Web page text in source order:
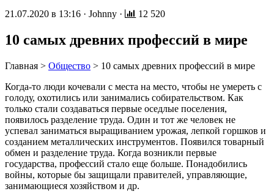
21.07.2020 в 13:16 · Johnny · 12 520
10 самых древних профессий в мире
Главная > Общество > 10 самых древних профессий в мире
Когда-то люди кочевали с места на место, чтобы не умереть с
голоду, охотились или занимались собирательством. Как
только стали создаваться первые оседлые поселения,
появилось разделение труда. Один и тот же человек не
успевал заниматься выращиванием урожая, лепкой горшков и
созданием металлических инструментов. Появился товарный
обмен и разделение труда. Когда возникли первые
государства, профессий стало еще больше. Понадобились
войны, которые бы защищали правителей, управляющие,
занимающиеся хозяйством и др.